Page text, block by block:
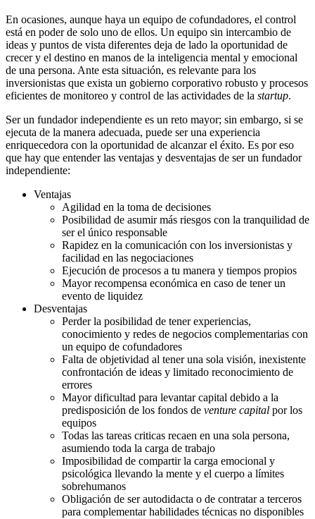
En ocasiones, aunque haya un equipo de cofundadores, el control
está en poder de solo uno de ellos. Un equipo sin intercambio de
ideas y puntos de vista diferentes deja de lado la oportunidad de
crecer y el destino en manos de la inteligencia mental y emocional
de una persona. Ante esta situación, es relevante para los
inversionistas que exista un gobierno corporativo robusto y procesos
eficientes de monitoreo y control de las actividades de la startup.
Ser un fundador independiente es un reto mayor; sin embargo, si se
ejecuta de la manera adecuada, puede ser una experiencia
enriquecedora con la oportunidad de alcanzar el éxito. Es por eso
que hay que entender las ventajas y desventajas de ser un fundador
independiente:
Ventajas
Agilidad en la toma de decisiones
Posibilidad de asumir más riesgos con la tranquilidad de
ser el único responsable
Rapidez en la comunicación con los inversionistas y
facilidad en las negociaciones
Ejecución de procesos a tu manera y tiempos propios
Mayor recompensa económica en caso de tener un
evento de liquidez
Desventajas
Perder la posibilidad de tener experiencias,
conocimiento y redes de negocios complementarias con
un equipo de cofundadores
Falta de objetividad al tener una sola visión, inexistente
confrontación de ideas y limitado reconocimiento de
errores
Mayor dificultad para levantar capital debido a la
predisposición de los fondos de venture capital por los
equipos
Todas las tareas criticas recaen en una sola persona,
asumiendo toda la carga de trabajo
Imposibilidad de compartir la carga emocional y
psicológica llevando la mente y el cuerpo a límites
sobrehumanos
Obligación de ser autodidacta o de contratar a terceros
para complementar habilidades técnicas no disponibles